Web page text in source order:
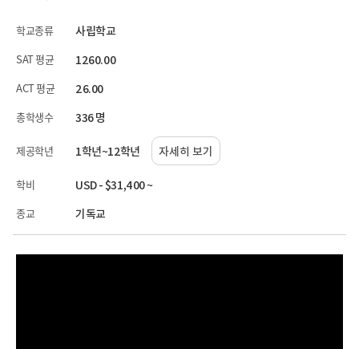
학교종류 사립학교
SAT 평균 1260.00
ACT 평균 26.00
총학생수 336 명
제공학년 1학년~12학년 자세히 보기
학비 USD - $31,400 ~
종교 기독교